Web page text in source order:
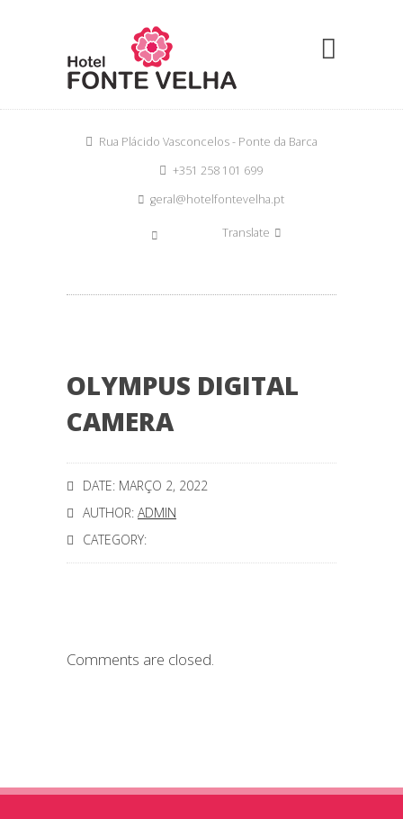
Rua Plácido Vasconcelos - Ponte da Barca
+351 258 101 699
geral@hotelfontevelha.pt
Translate
OLYMPUS DIGITAL
CAMERA
DATE: MARÇO 2, 2022
AUTHOR: ADMIN
CATEGORY:
Comments are closed.